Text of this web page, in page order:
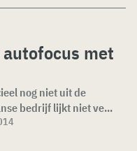
autofocus met
nog niet uit de
bedrijf lijkt niet ve...